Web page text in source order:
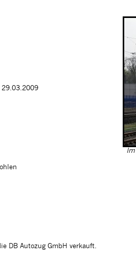
29.03.2009
DB Autozug GmbH verkauft.